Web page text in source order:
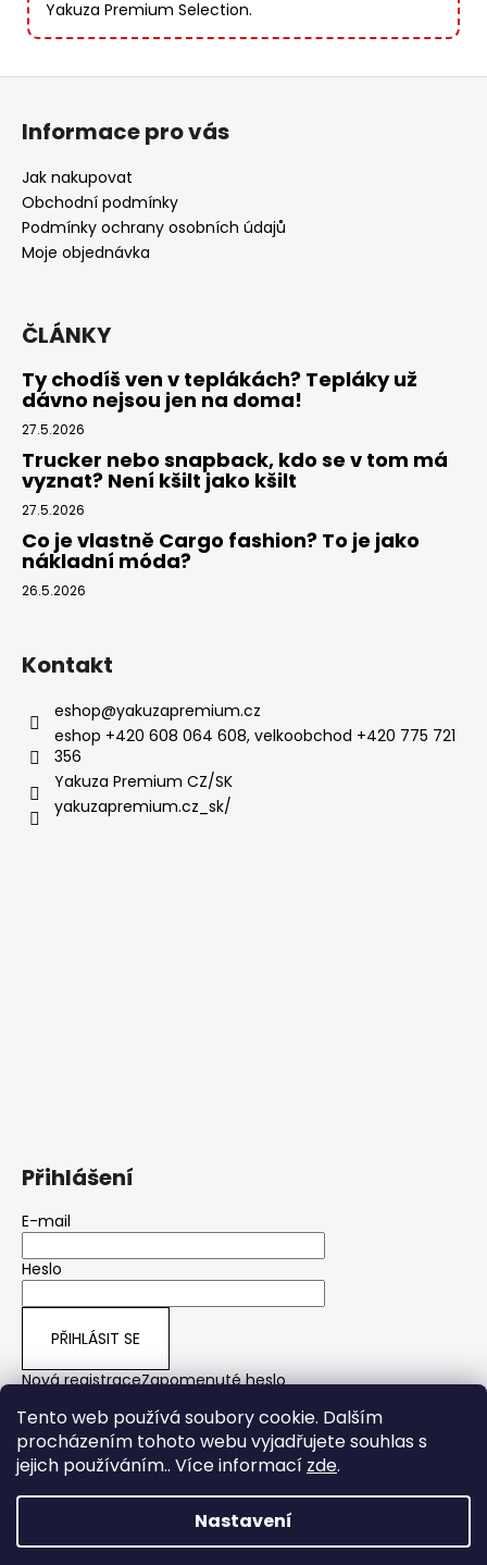
Tento web používá soubory cookie. Dalším
procházením tohoto webu vyjadřujete souhlas s
jejich používáním.. Více informací zde.
Nastavení
Yakuza Premium Selection.
Informace pro vás
Jak nakupovat
Obchodní podmínky
Podmínky ochrany osobních údajů
Moje objednávka
ČLÁNKY
Ty chodíš ven v teplákách? Tepláky už
dávno nejsou jen na doma!
27.5.2026
Trucker nebo snapback, kdo se v tom má
vyznat? Není kšilt jako kšilt
27.5.2026
Co je vlastně Cargo fashion? To je jako
nákladní móda?
26.5.2026
Kontakt
eshop@yakuzapremium.cz
eshop +420 608 064 608, velkoobchod +420 775 721
356
Yakuza Premium CZ/SK
yakuzapremium.cz_sk/
Přihlášení
E-mail
Heslo
PŘIHLÁSIT SE
Nová registraceZapomenuté heslo
yps